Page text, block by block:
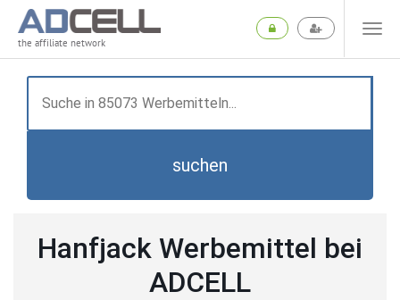
the affiliate network
suchen
Hanfjack Werbemittel bei
ADCELL